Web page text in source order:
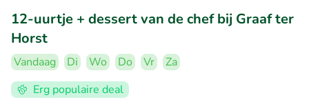
12-uurtje + dessert van de chef bij Graaf ter
Horst
Vandaag Di Wo Do Vr
Za
Erg populaire deal